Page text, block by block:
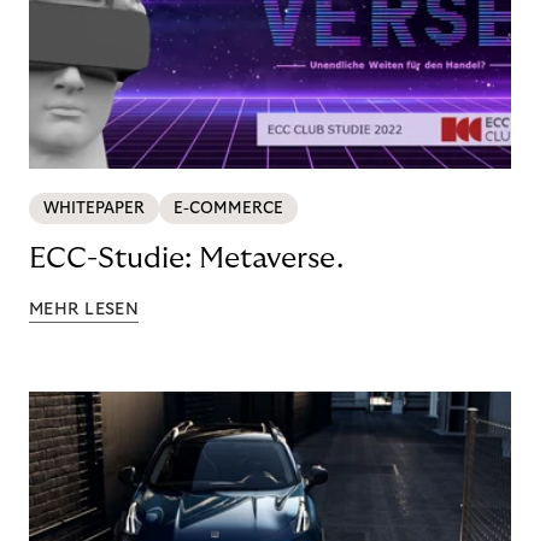
WHITEPAPER E-COMMERCE
ECC-Studie: Metaverse.
MEHR LESEN